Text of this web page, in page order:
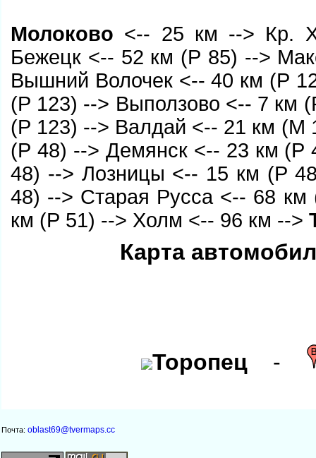
Молоково <-- 25 км --> Кр.
Бежецк <-- 52 км (Р 85) -->
Вышний Волочек<-- 40 км (Р
(Р 123) --> Выползово <-- 7 км
(Р 123) --> Валдай <-- 21 км (М
(Р 48) --> Демянск <-- 23 км (Р
48) --> Лозницы <-- 15 км (Р
48) --> Старая Русса <-- 68
км (Р 51) --> Холм <-- 96 км -->
Карта
Торопец -
Почта: oblast69@tvermaps.cc